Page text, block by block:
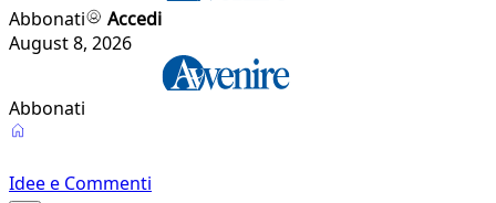
Abbonati
Accedi
August 8, 2026
Abbonati
Idee e Commenti